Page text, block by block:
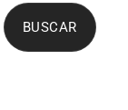
BUSCAR